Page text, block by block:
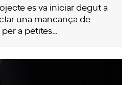
es va iniciar degut a
una mancança de
a petites…